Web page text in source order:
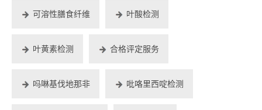
可溶性膳食纤维 叶酸检测
叶黄素检测 合格评定服务
吗啉基伐地那非 吡咯里西啶检测